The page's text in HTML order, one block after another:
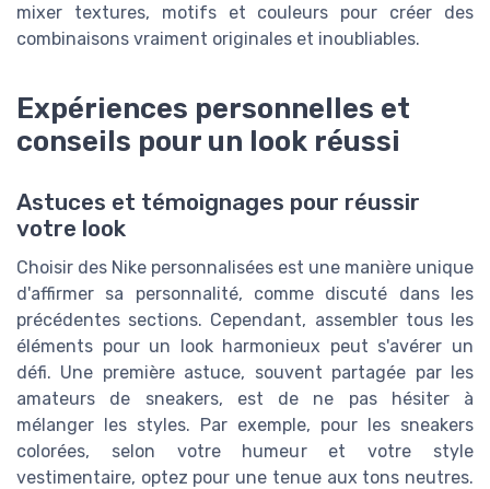
mixer textures, motifs et couleurs pour créer des
combinaisons vraiment originales et inoubliables.
Expériences personnelles et
conseils pour un look réussi
Astuces et témoignages pour réussir
votre look
Choisir des Nike personnalisées est une manière unique
d'affirmer sa personnalité, comme discuté dans les
précédentes sections. Cependant, assembler tous les
éléments pour un look harmonieux peut s'avérer un
défi. Une première astuce, souvent partagée par les
amateurs de sneakers, est de ne pas hésiter à
mélanger les styles. Par exemple, pour les sneakers
colorées, selon votre humeur et votre style
vestimentaire, optez pour une tenue aux tons neutres.